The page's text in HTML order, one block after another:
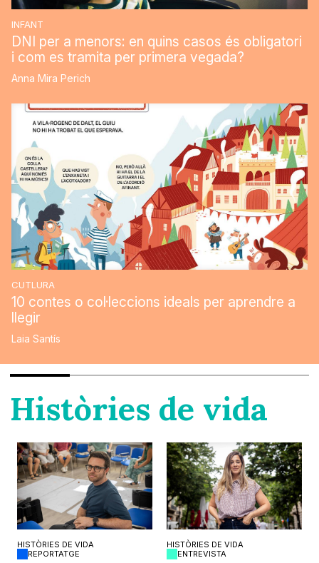
INFANT
DNI per a menors: en quins casos és obligatori
i com es tramita per primera vegada?
Anna Mira Perich
CUTLURA
10 contes o col·leccions ideals per aprendre a
llegir
Laia Santís
Històries de vida
HISTÒRIES DE VIDA
REPORTATGE
HISTÒRIES DE VIDA
ENTREVISTA